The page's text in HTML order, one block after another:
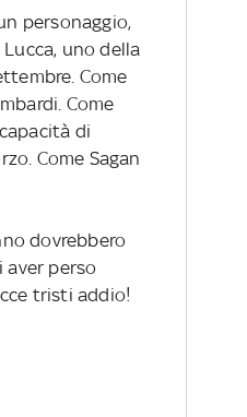
personaggio,
uno della
Come
Come
di
Come Sagan
dovrebbero
aver perso
tristi addio!